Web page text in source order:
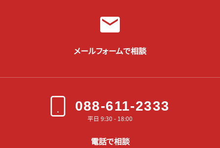
メールフォームで相談
088-611-2333
平日 9:30 - 18:00
電話で相談